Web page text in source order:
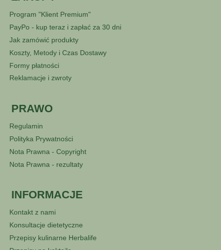
Program "Klient Premium"
PayPo - kup teraz i zapłać za 30 dni
Jak zamówić produkty
Koszty, Metody i Czas Dostawy
Formy płatności
Reklamacje i zwroty
PRAWO
Regulamin
Polityka Prywatności
Nota Prawna - Copyright
Nota Prawna - rezultaty
INFORMACJE
Kontakt z nami
Konsultacje dietetyczne
Przepisy kulinarne Herbalife